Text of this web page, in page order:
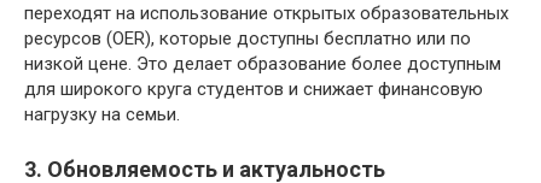
переходят на использование открытых образовательных
ресурсов (OER), которые доступны бесплатно или по
низкой цене. Это делает образование более доступным
для широкого круга студентов и снижает финансовую
нагрузку на семьи.
3. Обновляемость и актуальность